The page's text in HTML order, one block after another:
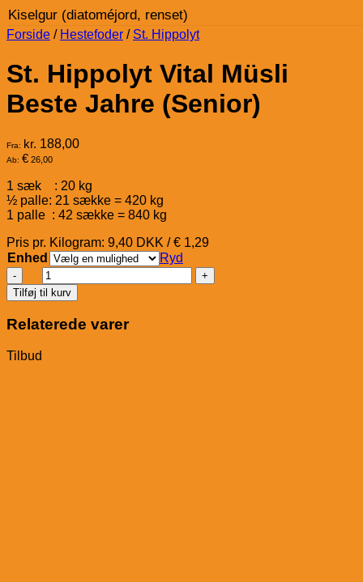
Kiselgur (diatoméjord, renset)
Forside / Hestefoder / St. Hippolyt
St. Hippolyt Vital Müsli
Beste Jahre (Senior)
Fra: kr. 188,00
Ab: € 26,00
1 sæk : 20 kg
½ palle: 21 sække = 420 kg
1 palle : 42 sække = 840 kg
Pris pr. Kilogram: 9,40 DKK / € 1,29
Enhed
Ryd
Hippolyt
Vital
Müsli
Beste
(Senior)
Tilføj til kurv
Relaterede varer
Tilbud